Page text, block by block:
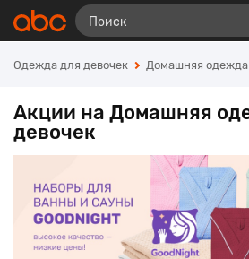
Одежда для девочек Домашняя одежда
Акции на Домашняя
девочек